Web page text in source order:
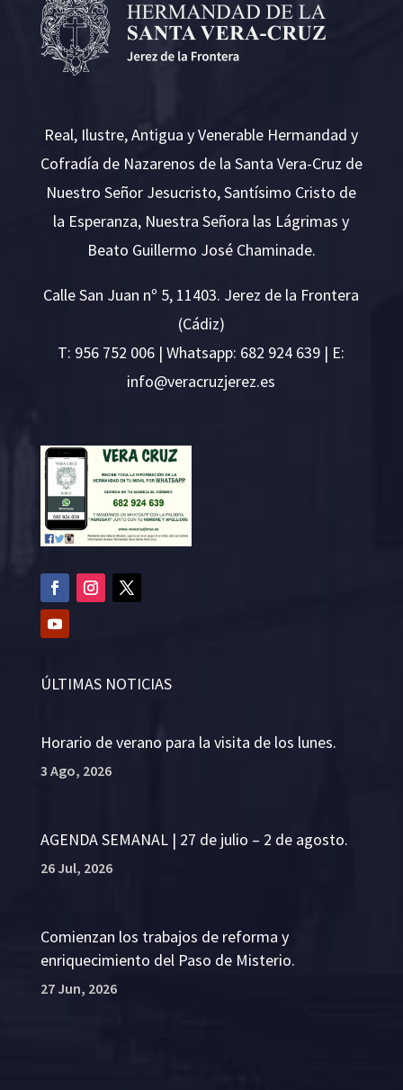
Real, Ilustre, Antigua y Venerable Hermandad y
Cofradía de Nazarenos de la Santa Vera-Cruz de
Nuestro Señor Jesucristo, Santísimo Cristo de
la Esperanza, Nuestra Señora las Lágrimas y
Beato Guillermo José Chaminade.
Calle San Juan nº 5, 11403. Jerez de la Frontera
(Cádiz)
T: 956 752 006 | Whatsapp: 682 924 639 | E:
se.ze
rejzu
rcare
v@ofn
i
ÚLTIMAS NOTICIAS
Horario de verano para la visita de los lunes.
3 Ago, 2026
AGENDA SEMANAL | 27 de julio – 2 de agosto.
26 Jul, 2026
Comienzan los trabajos de reforma y
enriquecimiento del Paso de Misterio.
27 Jun, 2026